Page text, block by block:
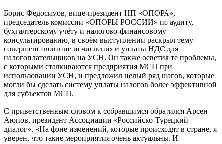
Борис Федосимов, вице-президент НП «ОПОРА»,
председатель комиссии «ОПОРЫ РОССИИ» по аудиту,
бухгалтерскому учёту и налогово-финансовому
консультированию, в своём выступлении раскрыл тему
совершенствование исчисления и уплаты НДС для
налогоплательщиков на УСН. Он также осветил те проблемы,
с которыми сталкиваются предприятия МСП при
использовании УСН, и предложил целый ряд шагов, которые
могли бы сделать систему уплаты налогов более эффективной
для субъектов МСП.
С приветственным словом к собравшимся обратился Арсен
Аюпов, президент Ассоциации «Российско-Турецкий
диалог». «На фоне изменений, которые происходят в стране, я
уверен, что такие мероприятия очень актуальны. И